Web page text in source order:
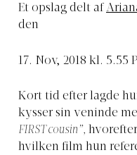
Et opslag delt af
den
17. Nov, 2018 kl. 5.55
Kort tid efter lagde
kysser sin veninde
FIRST cousin”,
hvilken film hun